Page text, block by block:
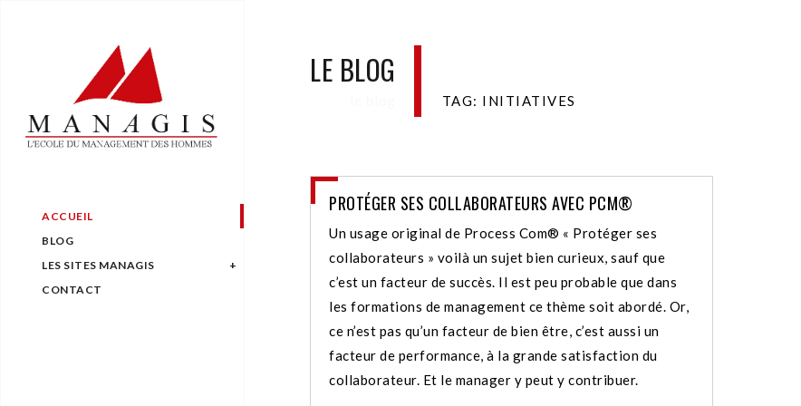
ACCUEIL
BLOG
LES SITES MANAGIS
CONTACT
LE BLOG
TAG: INITIATIVES
PROTÉGER SES COLLABORATEURS AVEC PCM®
Un usage original de Process Com® « Protéger ses
collaborateurs » voilà un sujet bien curieux, sauf que
c’est un facteur de succès. Il est peu probable que dans
les formations de management ce thème soit abordé. Or,
ce n’est pas qu’un facteur de bien être, c’est aussi un
facteur de performance, à la grande satisfaction du
collaborateur. Et le manager y peut y contribuer.